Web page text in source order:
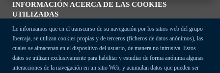
INFORMACIÓN ACERCA DE LAS COOKIES
UTILIZADAS
Le informamos que en el transcurso de su navegación por los sitios web del grupo
Ibercaja, se utilizan cookies propias y de terceros (ficheros de datos anónimos), las
cuales se almacenan en el dispositivo del usuario, de manera no intrusiva. Estos
datos se utilizan exclusivamente para habilitar y estudiar de forma anónima algunas
interacciones de la navegación en un sitio Web, y acumulan datos que pueden ser